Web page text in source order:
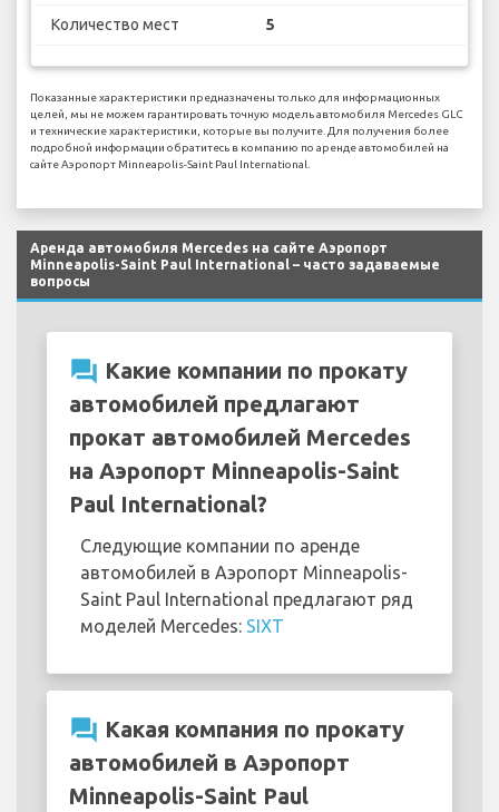
Количество мест 5
Показанные характеристики предназначены только для информационных
целей, мы не можем гарантировать точную модель автомобиля Mercedes GLC
и технические характеристики, которые вы получите. Для получения более
подробной информации обратитесь в компанию по аренде автомобилей на
сайте Аэропорт Minneapolis-Saint Paul International.
Аренда автомобиля Mercedes на сайте Аэропорт
Minneapolis-Saint Paul International – часто задаваемые
вопросы
question_answer Какие компании по прокату
автомобилей предлагают
прокат автомобилей Mercedes
на Аэропорт Minneapolis-Saint
Paul International?
Следующие компании по аренде
автомобилей в Аэропорт Minneapolis-
Saint Paul International предлагают ряд
моделей Mercedes: SIXT
question_answer Какая компания по прокату
автомобилей в Аэропорт
Minneapolis-Saint Paul